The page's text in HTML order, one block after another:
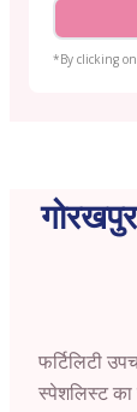
*By clicking
फर्टिलिटी
स्पेशलिस्ट